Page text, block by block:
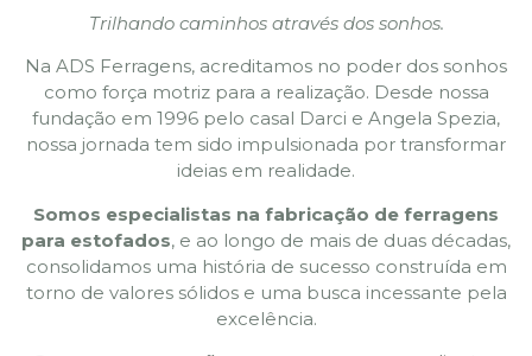
Trilhando caminhos através dos sonhos.
Na ADS Ferragens, acreditamos no poder dos sonhos
como força motriz para a realização. Desde nossa
fundação em 1996 pelo casal Darci e Angela Spezia,
nossa jornada tem sido impulsionada por transformar
ideias em realidade.
Somos especialistas na fabricação de ferragens
para estofados, e ao longo de mais de duas décadas,
consolidamos uma história de sucesso construída em
torno de valores sólidos e uma busca incessante pela
excelência.